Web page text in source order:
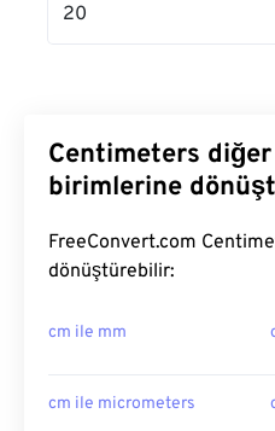
20
Centimeters
birimlerine
FreeConvert.com
dönüştürebilir:
cm ile mm
cm ile micrometers